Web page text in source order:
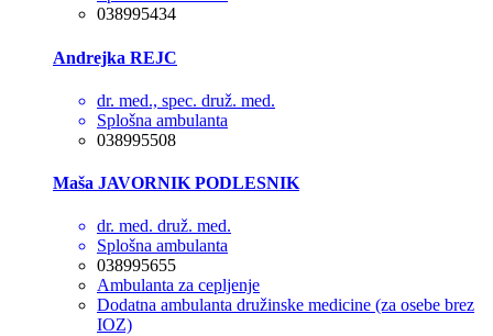
038995434
Andrejka REJC
dr. med., spec. druž. med.
Splošna ambulanta
038995508
Maša JAVORNIK PODLESNIK
dr. med. druž. med.
Splošna ambulanta
038995655
Ambulanta za cepljenje
Dodatna ambulanta družinske medicine (za osebe brez
IOZ)